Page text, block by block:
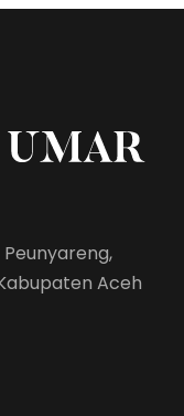
Peunyareng,
Aceh